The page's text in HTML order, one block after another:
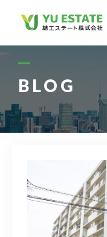
BLOG